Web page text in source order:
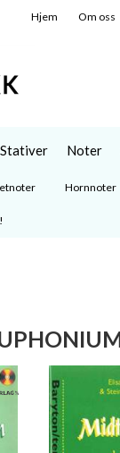
Hjem Om oss
Stativer Noter
Hornnoter